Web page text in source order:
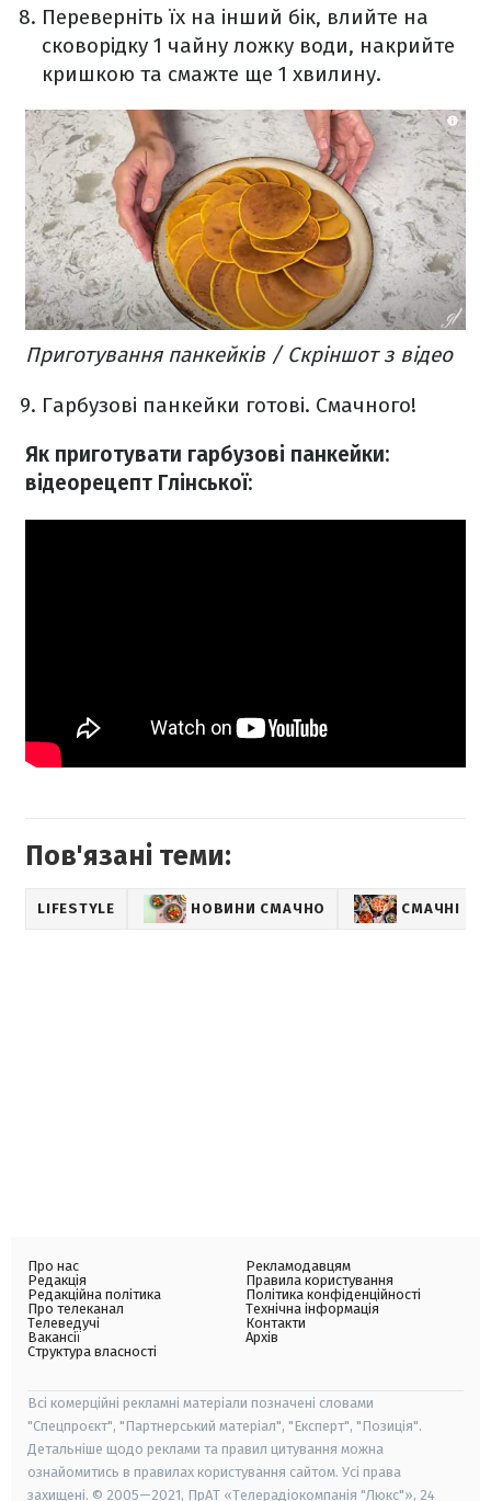
Переверніть їх на інший бік, влийте на
сковорідку 1 чайну ложку води, накрийте
кришкою та смажте ще 1 хвилину.
Приготування панкейків / Скріншот з відео
Гарбузові панкейки готові. Смачного!
Як приготувати гарбузові панкейки:
відеорецепт Глінської:
Пов'язані теми:
LIFESTYLE НОВИНИ СМАЧНО СМАЧНІ
Про нас
Редакція
Редакційна політика
Про телеканал
Телеведучі
Вакансії
Структура власності
Рекламодавцям
Правила користування
Політика конфіденційності
Технічна інформація
Контакти
Архів
Всі комерційні рекламні матеріали позначені словами
"Спецпроєкт", "Партнерський матеріал", "Експерт", "Позиція".
Детальніше щодо реклами та правил цитування можна
ознайомитись в правилах користування сайтом. Усі права
захищені. © 2005—2021, ПрАТ «Телерадіокомпанія "Люкс"», 24